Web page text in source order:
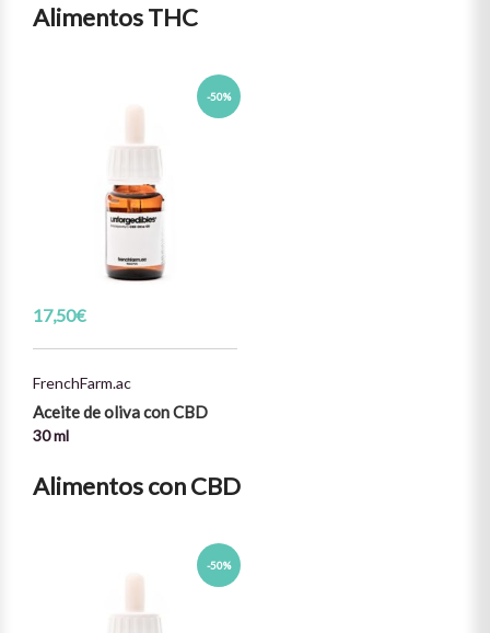
Alimentos THC
-50%
17,50€
FrenchFarm.ac
Aceite de oliva con CBD
30 ml
Alimentos con CBD
-50%